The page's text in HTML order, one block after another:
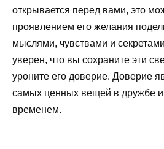
открывается перед вами, это
проявлением его желания
мыслями, чувствами и
уверен, что вы сохраните эти
уроните его доверие. Доверие
самых ценных вещей в дружбе и
временем.